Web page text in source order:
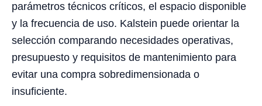
parámetros técnicos críticos, el espacio disponible
y la frecuencia de uso. Kalstein puede orientar la
selección comparando necesidades operativas,
presupuesto y requisitos de mantenimiento para
evitar una compra sobredimensionada o
insuficiente.